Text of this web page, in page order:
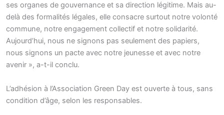
ses organes de gouvernance et sa direction légitime. Mais au-
delà des formalités légales, elle consacre surtout notre volonté
commune, notre engagement collectif et notre solidarité.
Aujourd’hui, nous ne signons pas seulement des papiers,
nous signons un pacte avec notre jeunesse et avec notre
avenir », a-t-il conclu.
L’adhésion à l’Association Green Day est ouverte à tous, sans
condition d’âge, selon les responsables.